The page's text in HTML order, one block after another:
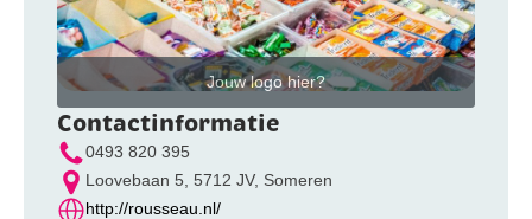
Jouw logo hier?
Contactinformatie
0493 820 395
Loovebaan 5, 5712 JV, Someren
http://rousseau.nl/